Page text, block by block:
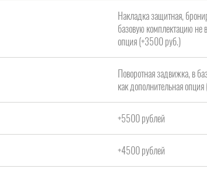
Накладка защитная,
базовую комплектацию не
опция (+3500 руб.)
Поворотная задвижка, в
как дополнительная
+5500 рублей
+4500 рублей